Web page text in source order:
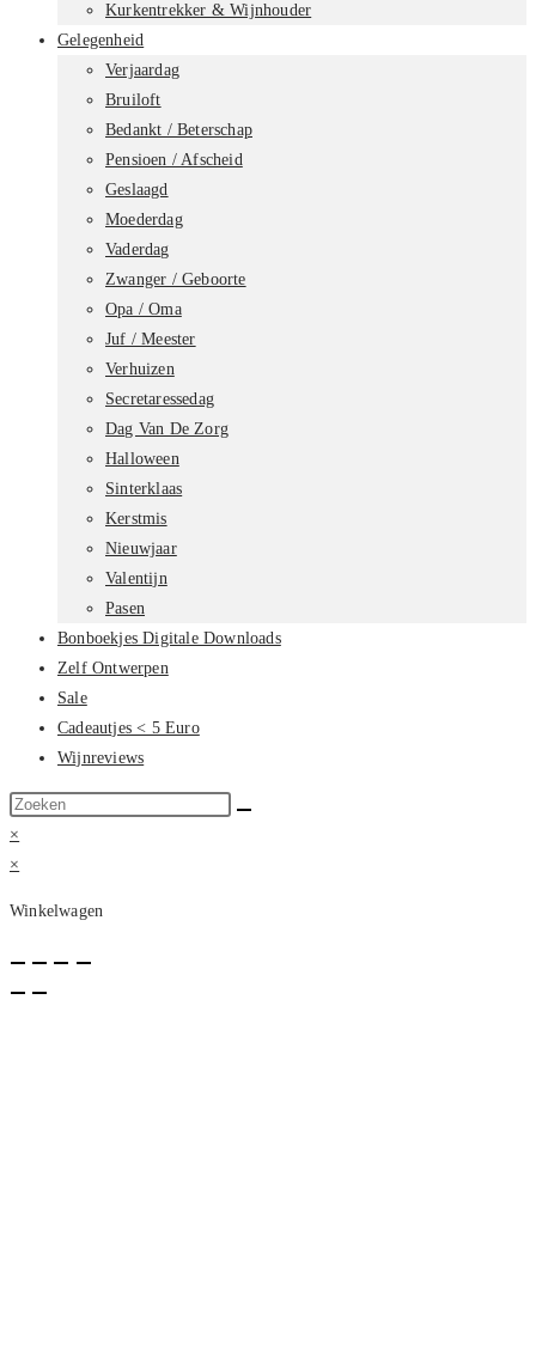
Kurkentrekker & Wijnhouder
Gelegenheid
Verjaardag
Bruiloft
Bedankt / Beterschap
Pensioen / Afscheid
Geslaagd
Moederdag
Vaderdag
Zwanger / Geboorte
Opa / Oma
Juf / Meester
Verhuizen
Secretaressedag
Dag Van De Zorg
Halloween
Sinterklaas
Kerstmis
Nieuwjaar
Valentijn
Pasen
Bonboekjes Digitale Downloads
Zelf Ontwerpen
Sale
Cadeautjes < 5 Euro
Wijnreviews
Zoek
op
deze
×
×
Winkelwagen